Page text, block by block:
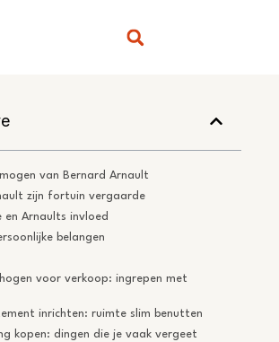
van Bernard Arnault
zijn fortuin vergaarde
en Arnaults invloed
belangen
voor verkoop: ingrepen met
inrichten: ruimte slim benutten
kopen: dingen die je vaak vergeet